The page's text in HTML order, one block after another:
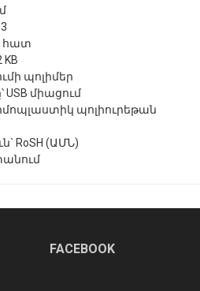
հատ
KB
պոլիմեր
միացում
պոլիուրեթան
RoSH (ԱՄՆ)
FACEBOOK